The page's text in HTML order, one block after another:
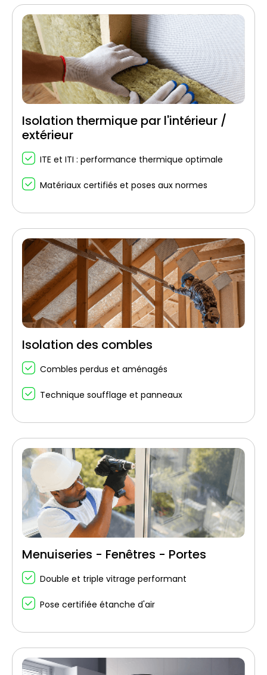
Isolation thermique par l'intérieur /
extérieur
ITE et ITI : performance thermique optimale
Matériaux certifiés et poses aux normes
Isolation des combles
Combles perdus et aménagés
Technique soufflage et panneaux
Menuiseries - Fenêtres - Portes
Double et triple vitrage performant
Pose certifiée étanche d'air